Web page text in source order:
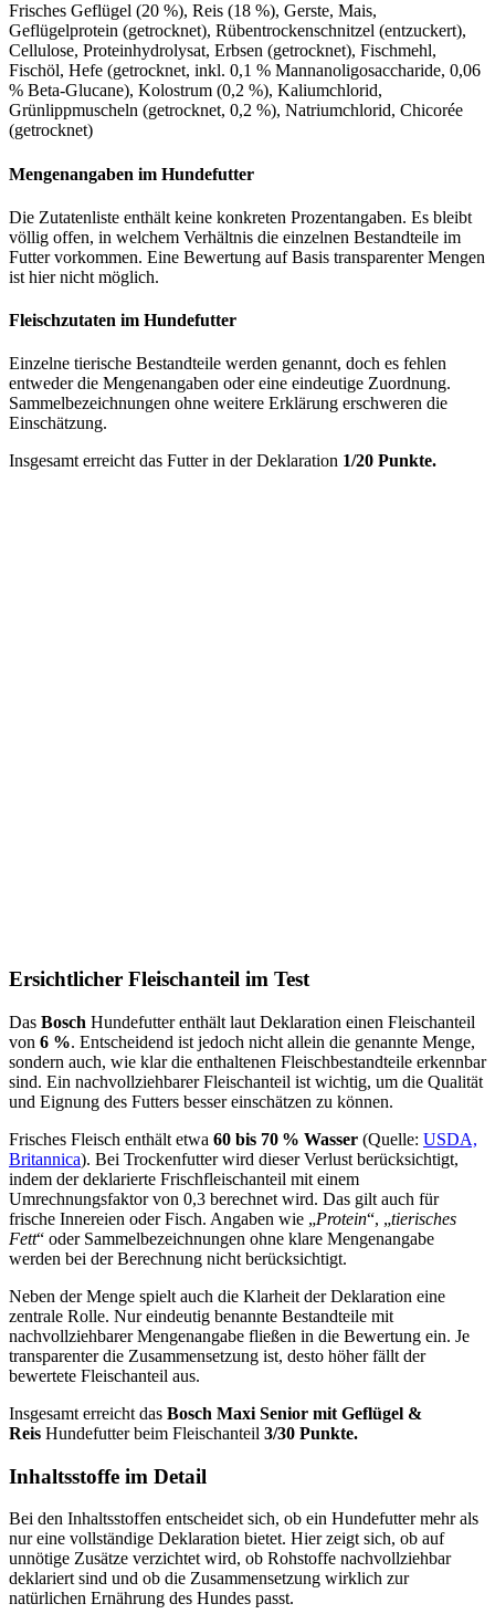
Frisches Geflügel (20 %), Reis (18 %), Gerste, Mais,
Geflügelprotein (getrocknet), Rübentrockenschnitzel (entzuckert),
Cellulose, Proteinhydrolysat, Erbsen (getrocknet), Fischmehl,
Fischöl, Hefe (getrocknet, inkl. 0,1 % Mannanoligosaccharide, 0,06
% Beta-Glucane), Kolostrum (0,2 %), Kaliumchlorid,
Grünlippmuscheln (getrocknet, 0,2 %), Natriumchlorid, Chicorée
(getrocknet)
Mengenangaben im Hundefutter
Die Zutatenliste enthält keine konkreten Prozentangaben. Es bleibt
völlig offen, in welchem Verhältnis die einzelnen Bestandteile im
Futter vorkommen. Eine Bewertung auf Basis transparenter Mengen
ist hier nicht möglich.
Fleischzutaten im Hundefutter
Einzelne tierische Bestandteile werden genannt, doch es fehlen
entweder die Mengenangaben oder eine eindeutige Zuordnung.
Sammelbezeichnungen ohne weitere Erklärung erschweren die
Einschätzung.
Insgesamt erreicht das Futter in der Deklaration 1/20 Punkte.
Ersichtlicher Fleischanteil im Test
Das Bosch Hundefutter enthält laut Deklaration einen Fleischanteil
von 6 %. Entscheidend ist jedoch nicht allein die genannte Menge,
sondern auch, wie klar die enthaltenen Fleischbestandteile erkennbar
sind. Ein nachvollziehbarer Fleischanteil ist wichtig, um die Qualität
und Eignung des Futters besser einschätzen zu können.
Frisches Fleisch enthält etwa 60 bis 70 % Wasser (Quelle: USDA,
Britannica). Bei Trockenfutter wird dieser Verlust berücksichtigt,
indem der deklarierte Frischfleischanteil mit einem
Umrechnungsfaktor von 0,3 berechnet wird. Das gilt auch für
frische Innereien oder Fisch. Angaben wie „Protein“, „tierisches
Fett“ oder Sammelbezeichnungen ohne klare Mengenangabe
werden bei der Berechnung nicht berücksichtigt.
Neben der Menge spielt auch die Klarheit der Deklaration eine
zentrale Rolle. Nur eindeutig benannte Bestandteile mit
nachvollziehbarer Mengenangabe fließen in die Bewertung ein. Je
transparenter die Zusammensetzung ist, desto höher fällt der
bewertete Fleischanteil aus.
Insgesamt erreicht das Bosch Maxi Senior mit Geflügel &
Reis Hundefutter beim Fleischanteil 3/30 Punkte.
Inhaltsstoffe im Detail
Bei den Inhaltsstoffen entscheidet sich, ob ein Hundefutter mehr als
nur eine vollständige Deklaration bietet. Hier zeigt sich, ob auf
unnötige Zusätze verzichtet wird, ob Rohstoffe nachvollziehbar
deklariert sind und ob die Zusammensetzung wirklich zur
natürlichen Ernährung des Hundes passt.